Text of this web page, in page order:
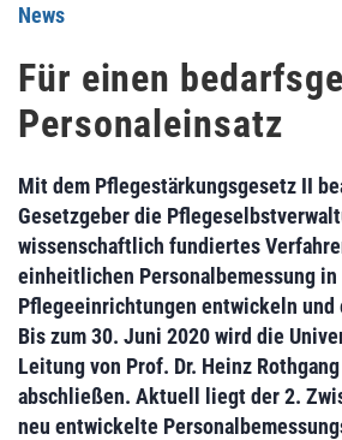
News
Für einen
Personaleinsatz
Mit dem Pflegestärkungsgesetz II
Gesetzgeber die
wissenschaftlich fundiertes
einheitlichen Personalbemessung in
Pflegeeinrichtungen entwickeln und
Bis zum 30. Juni 2020 wird die
Leitung von Prof. Dr. Heinz
abschließen. Aktuell liegt der 2.
neu entwickelte